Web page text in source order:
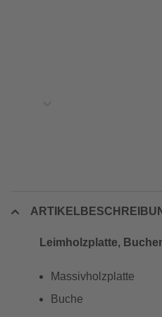
Leimholzplatte,
Massivholzplatte
Buche